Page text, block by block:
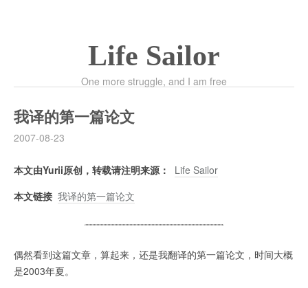
Life Sailor
One more struggle, and I am free
我译的第一篇论文
2007-08-23
本文由Yurii原创，转载请注明来源：
Life Sailor
本文链接 我译的第一篇论文
偶然看到这篇文章，算起来，还是我翻译的第一篇论文，时间大概
是2003年夏。